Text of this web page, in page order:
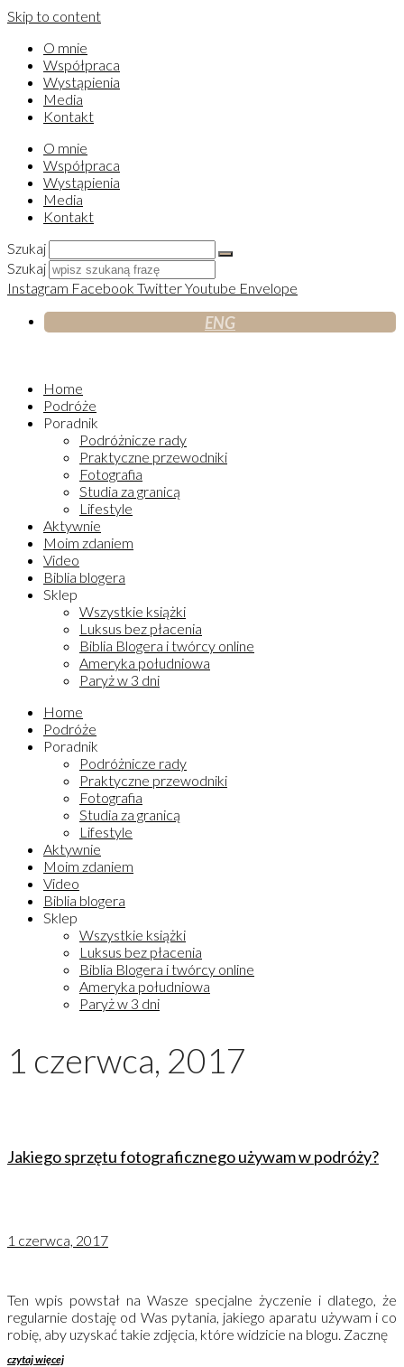
Skip to content
O mnie
Współpraca
Wystąpienia
Media
Kontakt
O mnie
Współpraca
Wystąpienia
Media
Kontakt
Szukaj
Szukaj
Instagram Facebook TwitterYoutube Envelope
ENG
Home
Podróże
Poradnik
Podróżnicze rady
Praktyczne przewodniki
Fotografia
Studia za granicą
Lifestyle
Aktywnie
Moim zdaniem
Video
Biblia blogera
Sklep
Wszystkie książki
Luksus bez płacenia
Biblia Blogera i twórcy online
Ameryka południowa
Paryż w 3 dni
Home
Podróże
Poradnik
Podróżnicze rady
Praktyczne przewodniki
Fotografia
Studia za granicą
Lifestyle
Aktywnie
Moim zdaniem
Video
Biblia blogera
Sklep
Wszystkie książki
Luksus bez płacenia
Biblia Blogera i twórcy online
Ameryka południowa
Paryż w 3 dni
1 czerwca, 2017
Jakiego sprzętu fotograficznego używam w podróży?
1 czerwca, 2017
Ten wpis powstał na Wasze specjalne życzenie i dlatego, że
regularnie dostaję od Was pytania, jakiego aparatu używam i co
robię, aby uzyskać takie zdjęcia, które widzicie na blogu. Zacznę
czytaj więcej